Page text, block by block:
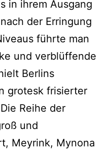
in ihrem Ausgang
der Erringung
führte man
und verblüffende
Berlins
grotesk frisierter
Reihe der
und
Meyrink, Mynona